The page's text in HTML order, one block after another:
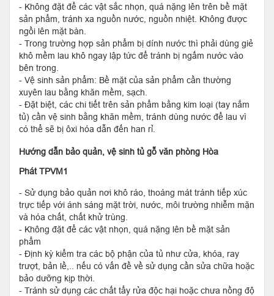
- Không đặt để các vật sắc nhọn, quá nặng lên trên bề mặt
sản phẩm, tránh xa nguồn nước, nguồn nhiệt. Không được
ngồi lên mặt bàn.
- Trong trường hợp sản phẩm bị dính nước thì phải dùng giẻ
khô mềm lau khô ngay lập tức để tránh bị ngấm nước vào
bên trong.
- Vệ sinh sản phẩm: Bề mặt của sản phẩm cần thường
xuyên lau bằng khăn mềm, sạch.
- Đặt biệt, các chi tiết trên sản phẩm bằng kim loại (tay nắm
tủ) cần vệ sinh bằng khăn mềm, tránh dùng nước để lau vì
có thể sẽ bị ôxi hóa dẫn đến han rỉ.
Hướng dẫn bảo quản, vệ sinh tủ gỗ văn phòng Hòa
Phát TPVM1
- Sử dụng bảo quản nơi khô ráo, thoáng mát tránh tiếp xúc
trực tiếp với ánh sáng mặt trời, nước, môi trường nhiễm mặn
và hóa chất, chất khử trùng.
- Không đặt để các vật nhọn, quá nặng lên bề mặt sản
phẩm
- Định kỳ kiểm tra các bộ phận của tủ như cửa, khóa, ray
trượt, bản lề,.. nếu có vấn đề về sử dụng cần sửa chữa hoặc
bảo dưỡng kịp thời.
- Tránh sử dụng các chất tẩy rửa độc hại hoặc chưa nồng độ